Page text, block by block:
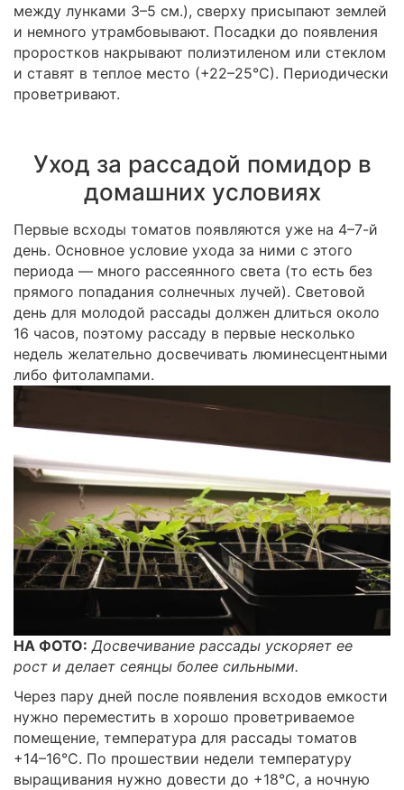
между лунками 3–5 см.), сверху присыпают землей
и немного утрамбовывают. Посадки до появления
проростков накрывают полиэтиленом или стеклом
и ставят в теплое место (+22–25°С). Периодически
проветривают.
Уход за рассадой помидор в
домашних условиях
Первые всходы томатов появляются уже на 4–7-й
день. Основное условие ухода за ними с этого
периода — много рассеянного света (то есть без
прямого попадания солнечных лучей). Световой
день для молодой рассады должен длиться около
16 часов, поэтому рассаду в первые несколько
недель желательно досвечивать люминесцентными
либо фитолампами.
НА ФОТО: Досвечивание рассады ускоряет ее
рост и делает сеянцы более сильными.
Через пару дней после появления всходов емкости
нужно переместить в хорошо проветриваемое
помещение, температура для рассады томатов
+14–16°С. По прошествии недели температуру
выращивания нужно довести до +18°С, а ночную